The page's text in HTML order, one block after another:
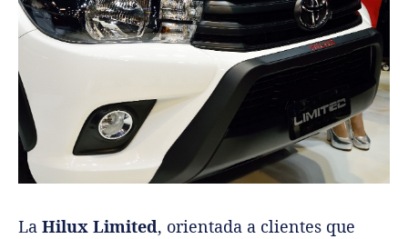
La Hilux Limited, orientada a clientes que